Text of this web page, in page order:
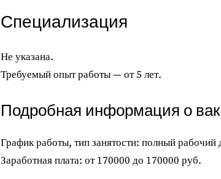
Специализация
Не указана.
Требуемый опыт работы — от 5 лет.
Подробная информация о
График работы, тип занятости: полный рабочий
Заработная плата: от 170000 до 170000 руб.